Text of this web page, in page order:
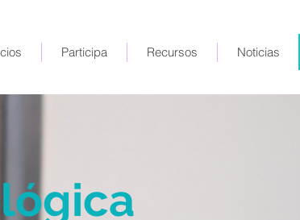
Participa Recursos Noticias